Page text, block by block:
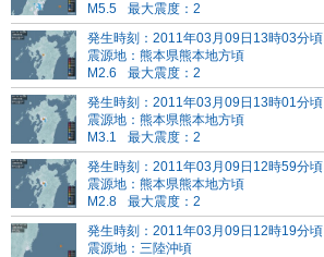
M5.5
最大震度：2
発生時刻：2011年03月09日13時03分頃
震源地：熊本県熊本地方頃
M2.6
最大震度：2
発生時刻：2011年03月09日13時01分頃
震源地：熊本県熊本地方頃
M3.1
最大震度：2
発生時刻：2011年03月09日12時59分頃
震源地：熊本県熊本地方頃
M2.8
最大震度：2
発生時刻：2011年03月09日12時19分頃
震源地：三陸沖頃